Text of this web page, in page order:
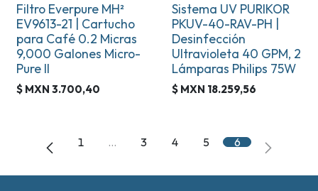
Filtro Everpure MH²
EV9613-21 | Cartucho
para Café 0.2 Micras
9,000 Galones Micro-
Pure II
$ MXN 3.700,40
Sistema UV PURIKOR
PKUV-40-RAV-PH |
Desinfección
Ultravioleta 40 GPM, 2
Lámparas Philips 75W
$ MXN 18.259,56
1 … 3 4 5 6